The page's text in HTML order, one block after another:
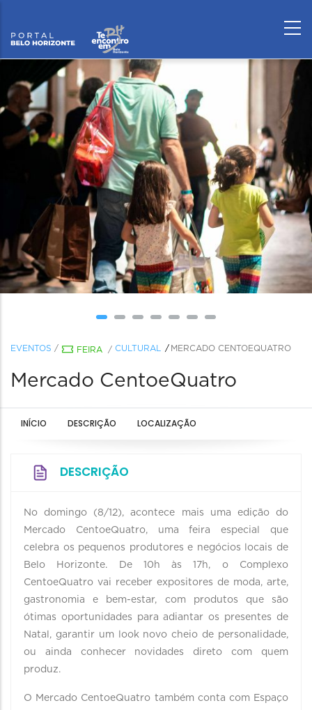
EVENTOS / FEIRA / CULTURAL MERCADO CENTOEQUATRO
Mercado CentoeQuatro
INÍCIO DESCRIÇÃO LOCALIZAÇÃO
DESCRIÇÃO
No domingo (8/12), acontece mais uma edição do
Mercado CentoeQuatro, uma feira especial que
celebra os pequenos produtores e negócios locais de
Belo Horizonte. De 10h às 17h, o Complexo
CentoeQuatro vai receber expositores de moda, arte,
gastronomia e bem-estar, com produtos que são
ótimas oportunidades para adiantar os presentes de
Natal, garantir um look novo cheio de personalidade,
ou ainda conhecer novidades direto com quem
produz.
O Mercado CentoeQuatro também conta com Espaço